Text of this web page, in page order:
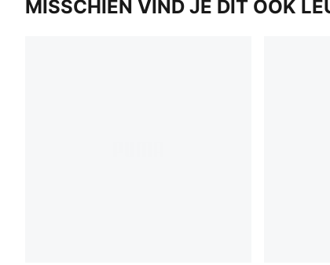
MISSCHIEN VIND JE DIT OOK